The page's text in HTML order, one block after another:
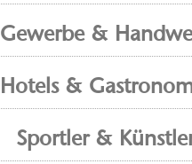
Gewerbe &
Hotels &
Sportler &